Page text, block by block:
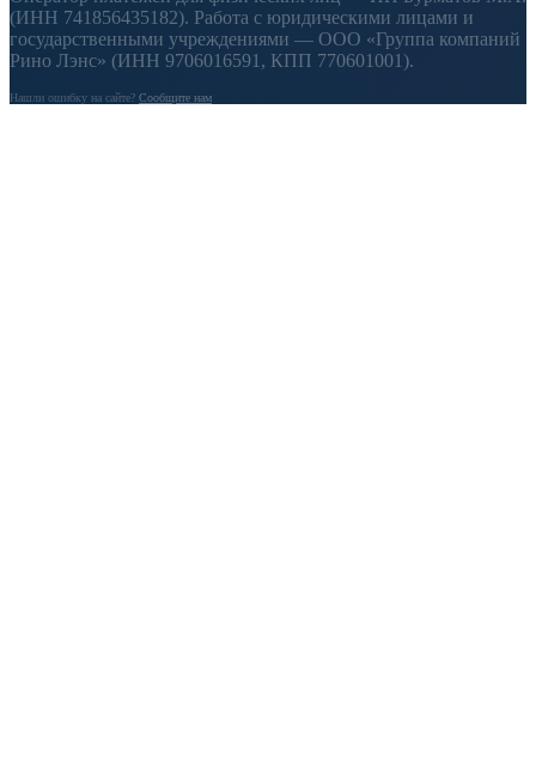
(ИНН 741856435182). Работа с юридическими лицами и
государственными учреждениями — ООО «Группа компаний
Рино Лэнс» (ИНН 9706016591, КПП 770601001).
Нашли ошибку на сайте? Сообщите нам